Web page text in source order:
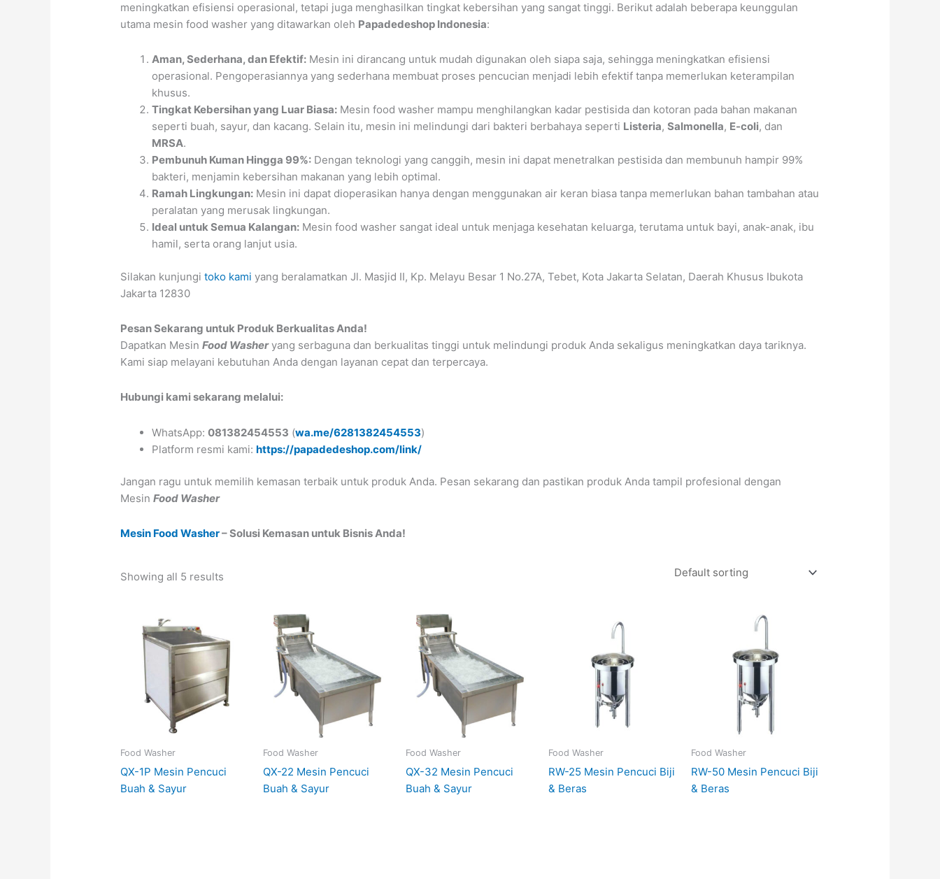
meningkatkan efisiensi operasional, tetapi juga menghasilkan tingkat kebersihan yang sangat tinggi. Berikut adalah beberapa keunggulan
utama mesin food washer yang ditawarkan oleh Papadedeshop Indonesia:
Aman, Sederhana, dan Efektif: Mesin ini dirancang untuk mudah digunakan oleh siapa saja, sehingga meningkatkan efisiensi
operasional. Pengoperasiannya yang sederhana membuat proses pencucian menjadi lebih efektif tanpa memerlukan keterampilan
khusus.
Tingkat Kebersihan yang Luar Biasa: Mesin food washer mampu menghilangkan kadar pestisida dan kotoran pada bahan makanan
seperti buah, sayur, dan kacang. Selain itu, mesin ini melindungi dari bakteri berbahaya seperti Listeria,Salmonella, E-coli, dan
MRSA.
Pembunuh Kuman Hingga 99%: Dengan teknologi yang canggih, mesin ini dapat menetralkan pestisida dan membunuh hampir 99%
bakteri, menjamin kebersihan makanan yang lebih optimal.
Ramah Lingkungan: Mesin ini dapat dioperasikan hanya dengan menggunakan air keran biasa tanpa memerlukan bahan tambahan atau
peralatan yang merusak lingkungan.
Ideal untuk Semua Kalangan: Mesin food washer sangat ideal untuk menjaga kesehatan keluarga, terutama untuk bayi, anak-anak, ibu
hamil, serta orang lanjut usia.
Silakan kunjungitoko kami yang beralamatkan Jl. Masjid II, Kp. Melayu Besar 1 No.27A, Tebet, Kota Jakarta Selatan, Daerah Khusus Ibukota
Jakarta 12830
Pesan Sekarang untuk Produk Berkualitas Anda!
Dapatkan MesinFood Washeryang serbaguna dan berkualitas tinggi untuk melindungi produk Anda sekaligus meningkatkan daya tariknya.
Kami siap melayani kebutuhan Anda dengan layanan cepat dan terpercaya.
Hubungi kami sekarang melalui:
WhatsApp:081382454553 (wa.me/6281382454553)
Platform resmi kami:https://papadedeshop.com/link/
Jangan ragu untuk memilih kemasan terbaik untuk produk Anda. Pesan sekarang dan pastikan produk Anda tampil profesional dengan
MesinFood Washer
Mesin Food Washer– Solusi Kemasan untuk Bisnis Anda!
Showing all 5 results
Food Washer
QX-1P Mesin Pencuci
Buah & Sayur
Food Washer
QX-22 Mesin Pencuci
Buah & Sayur
Food Washer
QX-32 Mesin Pencuci
Buah & Sayur
Food Washer
RW-25 Mesin Pencuci Biji
& Beras
Food Washer
RW-50 Mesin Pencuci Biji
& Beras